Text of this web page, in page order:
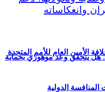
الأمين العام للأمم المتحدة
الدولية
هل يتحقق وعد موهوزي بحماية